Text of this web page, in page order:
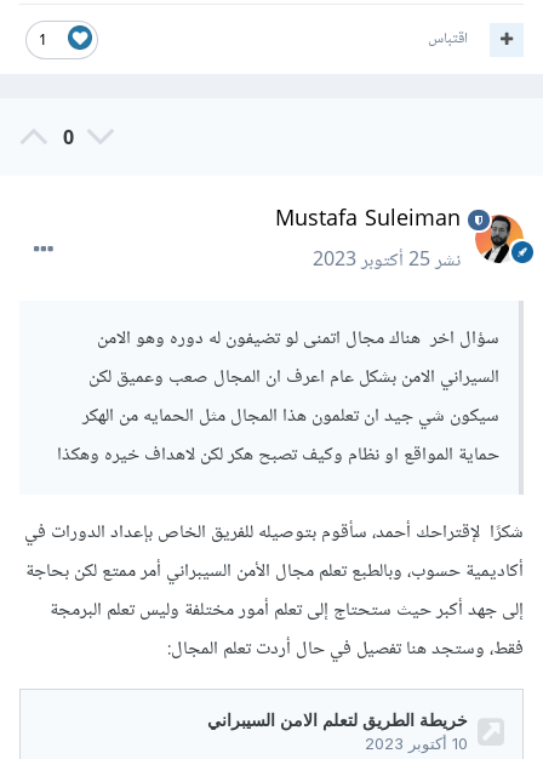
1 اقتباس
0
Mustafa Suleiman
نشر25 أكتوبر 2023
سؤال اخر هناك مجال اتمنى لو تضيفون له دوره وهو الامن
السيراني الامن بشكل عام اعرف ان المجال صعب وعميق لكن
سيكون شي جيد ان تعلمون هذا المجال مثل الحمايه من الهكر
حماية المواقع او نظام وكيف تصبح هكر لكن لاهداف خيره وهكذا
شكرًا لإقتراحك أحمد، سأقوم بتوصيله للفريق الخاص بإعداد الدورات في
أكاديمية حسوب، وبالطبع تعلم مجال الأمن السيبراني أمر ممتع لكن بحاجة
إلى جهد أكبر حيث ستحتاج إلى تعلم أمور مختلفة وليس تعلم البرمجة
فقط، وستجد هنا تفصيل في حال أردت تعلم المجال: